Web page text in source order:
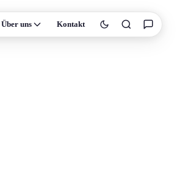
Über uns Kontakt